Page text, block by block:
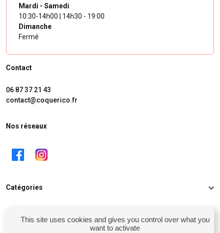
Mardi - Samedi
10:30-14h00 | 14h30 - 19:00
Dimanche
Fermé
Contact
06 87 37 21 43
contact@coquerico.fr
Nos réseaux
Catégories
This site uses cookies and gives you control over what you
want to activate